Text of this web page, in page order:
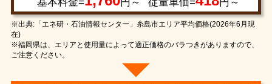
※出典:「エネ研・石油情報センター」糸島市エリア平均価格(2026年6月現
在)
※福岡県は、エリアと使用量によって適正価格のバラつきがありますので、
ご注意ください。